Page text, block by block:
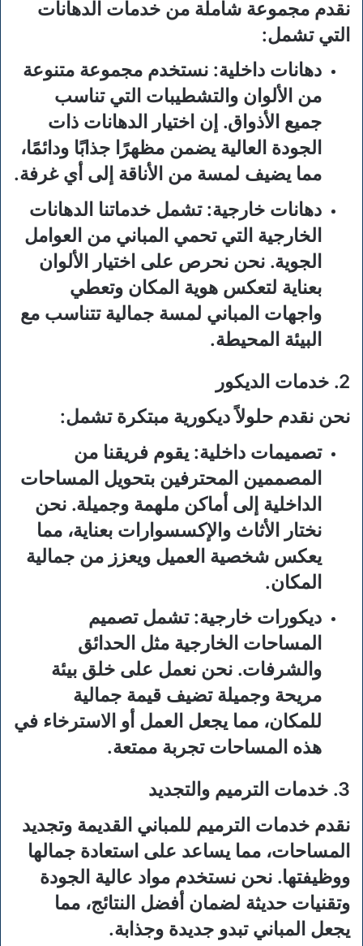
نقدم مجموعة شاملة من خدمات الدهانات
التي تشمل:
دهانات داخلية: نستخدم مجموعة متنوعة
من الألوان والتشطيبات التي تناسب
جميع الأذواق. إن اختيار الدهانات ذات
الجودة العالية يضمن مظهرًا جذابًا ودائمًا،
مما يضيف لمسة من الأناقة إلى أي غرفة.
دهانات خارجية: تشمل خدماتنا الدهانات
الخارجية التي تحمي المباني من العوامل
الجوية. نحن نحرص على اختيار الألوان
بعناية لتعكس هوية المكان وتعطي
واجهات المباني لمسة جمالية تتناسب مع
البيئة المحيطة.
2. خدمات الديكور
نحن نقدم حلولاً ديكورية مبتكرة تشمل:
تصميمات داخلية: يقوم فريقنا من
المصممين المحترفين بتحويل المساحات
الداخلية إلى أماكن ملهمة وجميلة. نحن
نختار الأثاث والإكسسوارات بعناية، مما
يعكس شخصية العميل ويعزز من جمالية
المكان.
ديكورات خارجية: تشمل تصميم
المساحات الخارجية مثل الحدائق
والشرفات. نحن نعمل على خلق بيئة
مريحة وجميلة تضيف قيمة جمالية
للمكان، مما يجعل العمل أو الاسترخاء في
هذه المساحات تجربة ممتعة.
3. خدمات الترميم والتجديد
نقدم خدمات الترميم للمباني القديمة وتجديد
المساحات، مما يساعد على استعادة جمالها
ووظيفتها. نحن نستخدم مواد عالية الجودة
وتقنيات حديثة لضمان أفضل النتائج، مما
يجعل المباني تبدو جديدة وجذابة.